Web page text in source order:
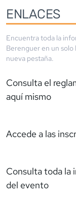
ENLACES
Encuentra toda la
Berenguer en un solo
nueva pestaña.
Consulta el
aquí mismo
Accede a las
Consulta toda la
del evento